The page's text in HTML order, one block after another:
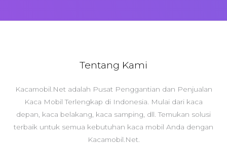
Tentang Kami
Kacamobil.Net adalah Pusat Penggantian dan Penjualan
Kaca Mobil Terlengkap di Indonesia. Mulai dari kaca
depan, kaca belakang, kaca samping, dll. Temukan solusi
terbaik untuk semua kebutuhan kaca mobil Anda dengan
Kacamobil.Net.